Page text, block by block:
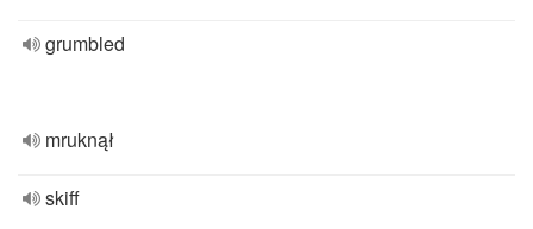
grumbled
mruknął
skiff